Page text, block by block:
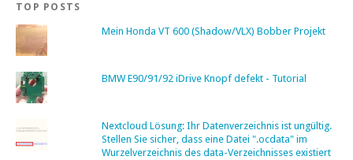
TOP POSTS
Mein Honda VT 600 (Shadow/VLX) Bobber Projekt
BMW E90/91/92 iDrive Knopf defekt - Tutorial
Nextcloud Lösung: Ihr Datenverzeichnis ist ungültig.
Stellen Sie sicher, dass eine Datei ".ocdata" im
Wurzelverzeichnis des data-Verzeichnisses existiert